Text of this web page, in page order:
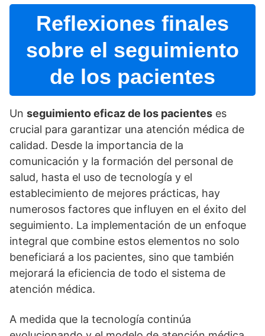
Reflexiones finales
sobre el seguimiento
de los pacientes
Un seguimiento eficaz de los pacientes es
crucial para garantizar una atención médica de
calidad. Desde la importancia de la
comunicación y la formación del personal de
salud, hasta el uso de tecnologí­a y el
establecimiento de mejores prácticas, hay
numerosos factores que influyen en el éxito del
seguimiento. La implementación de un enfoque
integral que combine estos elementos no solo
beneficiará a los pacientes, sino que también
mejorará la eficiencia de todo el sistema de
atención médica.
A medida que la tecnologí­a continúa